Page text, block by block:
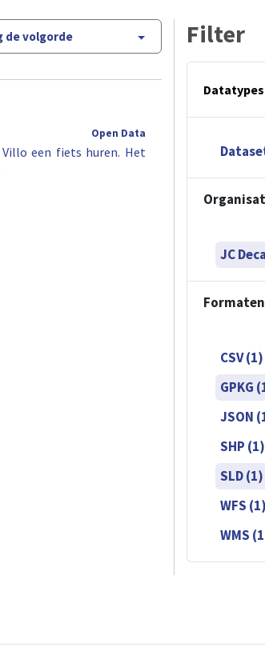
de volgorde
Open Data
een fiets huren. Het
Filter
Datatypes
JC
Formaten
CSV (1)
GPKG
JSON
SHP (1)
SLD (1)
WFS (1)
WMS